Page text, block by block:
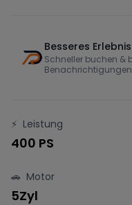
Besseres
Schneller buchen &
Benachrichtigungen
⚡ Leistung
400 PS
🚗 Motor
5Zyl